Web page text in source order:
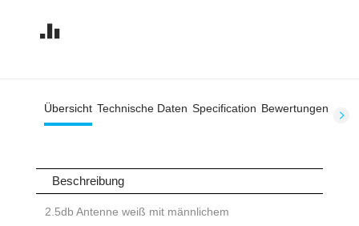
Übersicht Technische Daten Specification Bewertungen
Beschreibung
2.5db Antenne weiß mit männlichem